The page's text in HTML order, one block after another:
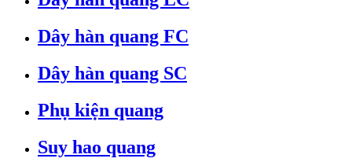
Dây hàn quang FC
Dây hàn quang SC
Phụ kiện quang
Suy hao quang